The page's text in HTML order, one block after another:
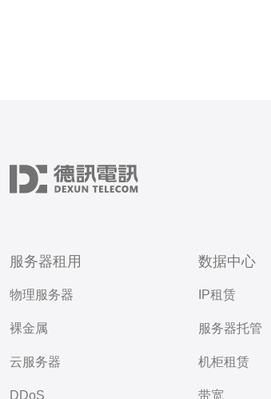
服务器租用
物理服务器
裸金属
云服务器
DDoS
数据中心
IP租赁
服务器托管
机柜租赁
带宽